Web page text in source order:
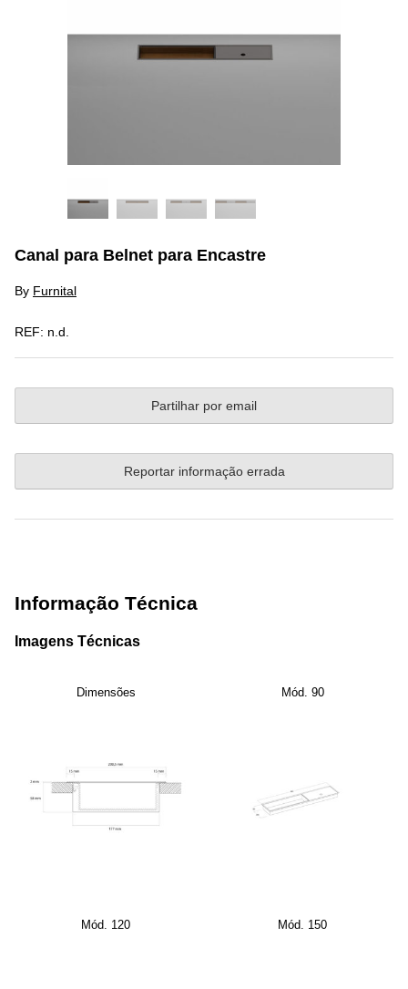
Canal para Belnet para Encastre
By Furnital
REF: n.d.
Partilhar por email
Reportar informação errada
Informação Técnica
Imagens Técnicas
Dimensões Mód. 90
Mód. 120 Mód. 150